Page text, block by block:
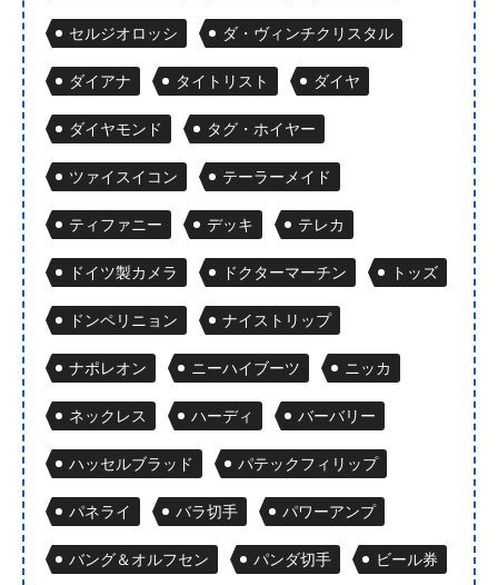
セルジオロッシ ダ・ヴィンチクリスタル
ダイアナ タイトリスト ダイヤ
ダイヤモンド タグ・ホイヤー
ツァイスイコン テーラーメイド
ティファニー デッキ テレカ
ドイツ製カメラ ドクターマーチン トッズ
ドンペリニョン ナイストリップ
ナポレオン ニーハイブーツ ニッカ
ネックレス ハーディ バーバリー
ハッセルブラッド パテックフィリップ
パネライ バラ切手 パワーアンプ
バング＆オルフセン パンダ切手 ビール券